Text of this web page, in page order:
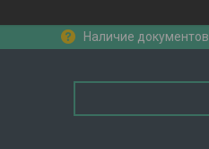
Наличие документов